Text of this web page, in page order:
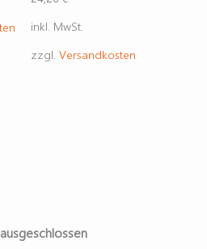
inkl. MwSt.
zzgl. Versandkosten